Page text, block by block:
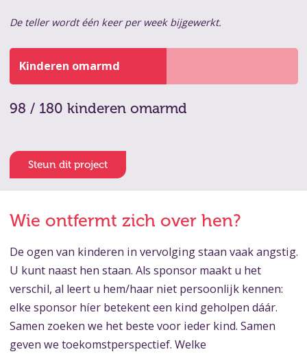
De teller wordt één keer per week bijgewerkt.
Kinderen omarmd
98 / 180 kinderen omarmd
Steun dit project
Wie ontfermt zich over hen?
De ogen van kinderen in vervolging staan vaak angstig.
U kunt naast hen staan. Als sponsor maakt u het
verschil, al leert u hem/haar niet persoonlijk kennen:
elke sponsor híer betekent een kind geholpen dáár.
Samen zoeken we het beste voor ieder kind. Samen
geven we toekomstperspectief. Welke